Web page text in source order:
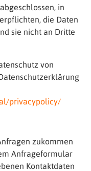
in
die Daten
sie nicht an Dritte
von
privacypolicy/
zukommen
Anfrageformular
Kontaktdaten